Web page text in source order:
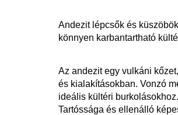
Andezit lépcsők és
könnyen karbantartható
Az andezit egy vulkáni
és kialakításokban. Vonzó
ideális kültéri
Tartóssága és ellenálló